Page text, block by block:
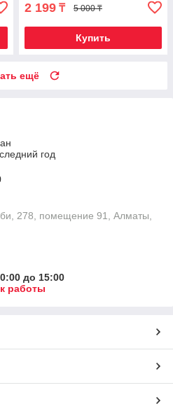
2 199 ₸ 5 000 ₸
Купить
ещё
год
278, помещение 91, Алматы,
до 15:00
работы